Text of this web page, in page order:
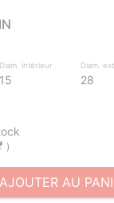
Diam. intérieur
15
Diam.
28
)
AJOUTER AU